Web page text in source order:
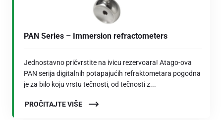
PAN Series – Immersion refractometers
Jednostavno pričvrstite na ivicu rezervoara! Atago-ova
PAN serija digitalnih potapajućih refraktometara pogodna
je za bilo koju vrstu tečnosti, od tečnosti z...
PROČITAJTE VIŠE